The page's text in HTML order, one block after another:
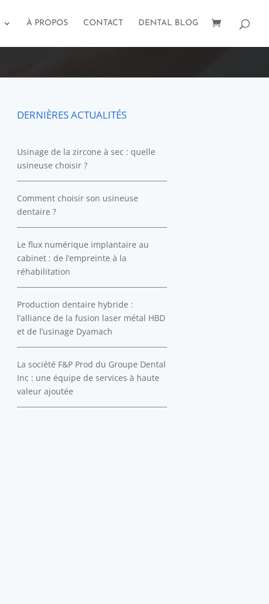
À PROPOS CONTACT DENTAL BLOG
DERNIÈRES ACTUALITÉS
Usinage de la zircone à sec : quelle
usineuse choisir ?
Comment choisir son usineuse
dentaire ?
Le flux numérique implantaire au
cabinet : de l’empreinte à la
réhabilitation
Production dentaire hybride :
l’alliance de la fusion laser métal HBD
et de l’usinage Dyamach
La société F&P Prod du Groupe Dental
Inc : une équipe de services à haute
valeur ajoutée